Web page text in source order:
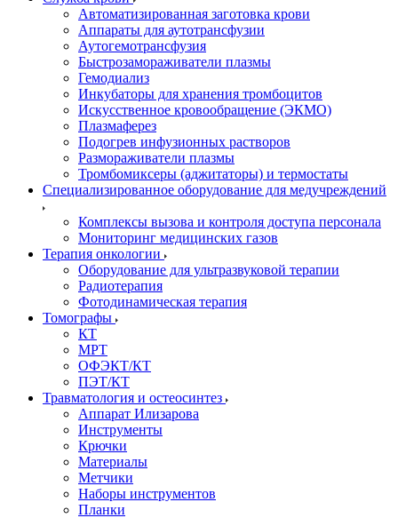
Автоматизированная заготовка крови
Аппараты для аутотрансфузии
Аутогемотрансфузия
Быстрозамораживатели плазмы
Гемодиализ
Инкубаторы для хранения тромбоцитов
Искусственное кровообращение (ЭКМО)
Плазмаферез
Подогрев инфузионных растворов
Размораживатели плазмы
Тромбомиксеры (аджитаторы) и термостаты
Специализированное оборудование для медучреждений
Комплексы вызова и контроля доступа персонала
Мониторинг медицинских газов
Терапия онкологии
Оборудование для ультразвуковой терапии
Радиотерапия
Фотодинамическая терапия
Томографы
КТ
МРТ
ОФЭКТ/КТ
ПЭТ/КТ
Травматология и остеосинтез
Аппарат Илизарова
Инструменты
Крючки
Материалы
Метчики
Наборы инструментов
Планки